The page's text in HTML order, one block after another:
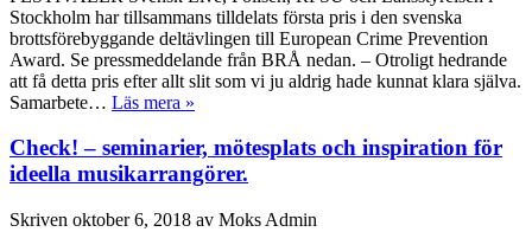
Stockholm har tillsammans tilldelats första pris i den svenska
brottsförebyggande deltävlingen till European Crime Prevention
Award. Se pressmeddelande från BRÅ nedan. – Otroligt hedrande
att få detta pris efter allt slit som vi ju aldrig hade kunnat klara själva.
Samarbete… Läs mera »
Check! – seminarier, mötesplats och inspiration för
ideella musikarrangörer.
Skriven oktober 6, 2018 av Moks Admin